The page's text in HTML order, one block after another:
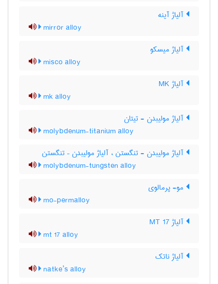
آلیاژ آینه
mirror alloy
آلیاژ میسکو
misco alloy
آلیاژ MK
mk alloy
آلیاژ مولیبدن - تیتان
molybdenum-titanium alloy
آلیاژ مولیبدن - تنگستن ، آلیاژ مولیبدن – تنگستن
molybdenum-tungsten alloy
مو- پرمالوی
mo-permalloy
آلیاژ MT 17
mt 17 alloy
آلیاژ ناتک
natke’s alloy